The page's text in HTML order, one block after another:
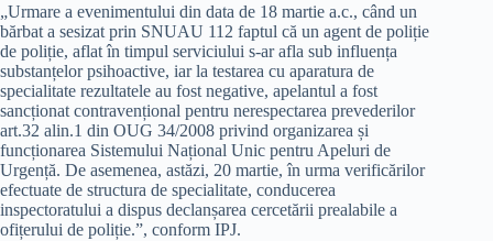
„Urmare a evenimentului din data de 18 martie a.c., când un
bărbat a sesizat prin SNUAU 112 faptul că un agent de poliție
de poliție, aflat în timpul serviciului s-ar afla sub influența
substanțelor psihoactive, iar la testarea cu aparatura de
specialitate rezultatele au fost negative, apelantul a fost
sancționat contravențional pentru nerespectarea prevederilor
art.32 alin.1 din OUG 34/2008 privind organizarea și
funcționarea Sistemului Național Unic pentru Apeluri de
Urgență. De asemenea, astăzi, 20 martie, în urma verificărilor
efectuate de structura de specialitate, conducerea
inspectoratului a dispus declanșarea cercetării prealabile a
ofițerului de poliție.”, conform IPJ.